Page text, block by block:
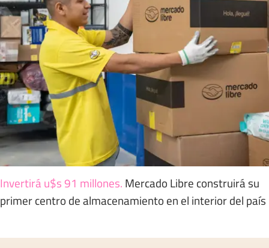
Invertirá u$s 91 millones. Mercado Libre construirá su
primer centro de almacenamiento en el interior del país